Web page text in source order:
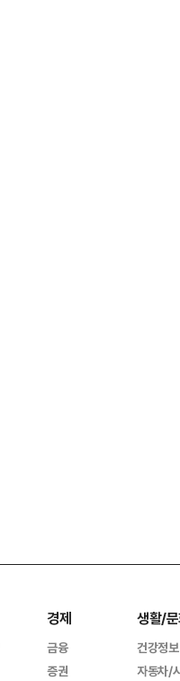
경제
금융
증권
생활/
건강정보
자동차/